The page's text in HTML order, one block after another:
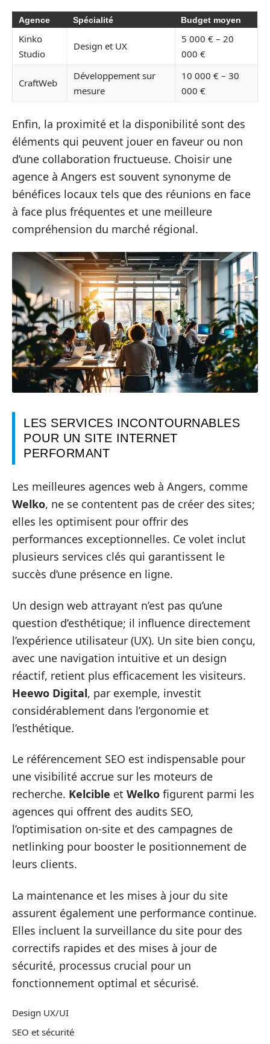
Agence Spécialité Budget moyen
Kinko
Studio
Design et UX
5 000 € – 20
000 €
CraftWeb
Développement sur
mesure
10 000 € – 30
000 €
Enfin, la proximité et la disponibilité sont des
éléments qui peuvent jouer en faveur ou non
d’une collaboration fructueuse. Choisir une
agence à Angers est souvent synonyme de
bénéfices locaux tels que des réunions en face
à face plus fréquentes et une meilleure
compréhension du marché régional.
LES SERVICES INCONTOURNABLES
POUR UN SITE INTERNET
PERFORMANT
Les meilleures agences web à Angers, comme
Welko, ne se contentent pas de créer des sites;
elles les optimisent pour offrir des
performances exceptionnelles. Ce volet inclut
plusieurs services clés qui garantissent le
succès d’une présence en ligne.
Un design web attrayant n’est pas qu’une
question d’esthétique; il influence directement
l’expérience utilisateur (UX). Un site bien conçu,
avec une navigation intuitive et un design
réactif, retient plus efficacement les visiteurs.
Heewo Digital, par exemple, investit
considérablement dans l’ergonomie et
l’esthétique.
Le référencement SEO est indispensable pour
une visibilité accrue sur les moteurs de
recherche. Kelcible et Welko figurent parmi les
agences qui offrent des audits SEO,
l’optimisation on-site et des campagnes de
netlinking pour booster le positionnement de
leurs clients.
La maintenance et les mises à jour du site
assurent également une performance continue.
Elles incluent la surveillance du site pour des
correctifs rapides et des mises à jour de
sécurité, processus crucial pour un
fonctionnement optimal et sécurisé.
Design UX/UI
SEO et sécurité